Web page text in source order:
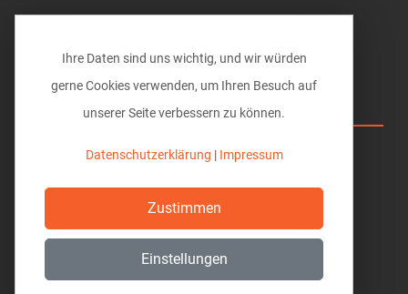
Vi BIM solutions
Download
Datenschutz
Impressum
Ihre Daten sind uns wichtig, und wir würden
gerne Cookies verwenden, um Ihren Besuch auf
unserer Seite verbessern zu können.
Datenschutzerklärung | Impressum
Zustimmen
Einstellungen